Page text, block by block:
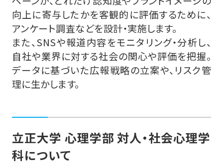
向上に寄与したかを客観的に評価するために、
アンケート調査などを設計・実施します。
また、SNSや報道内容をモニタリング・分析し、
自社や業界に対する社会の関心や評価を把握。
データに基づいた広報戦略の立案や、リスク管
理に生かします。
立正大学 心理学部 対人・社会心理学
科について